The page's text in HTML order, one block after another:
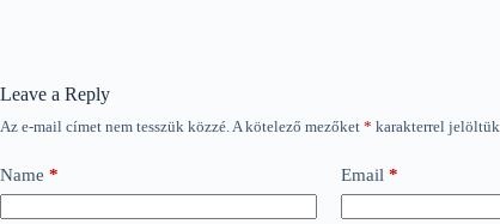
Leave a Reply
Az e-mail címet nem tesszük közzé. A kötelező mezőket * karakterrel jelöltük
Name * Email *